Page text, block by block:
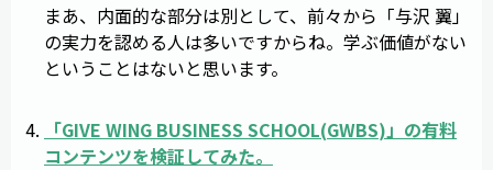
まあ、内面的な部分は別として、前々から「与沢 翼」
の実力を認める人は多いですからね。学ぶ価値がない
ということはないと思います。
「GIVE WING BUSINESS SCHOOL(GWBS)」の有料
コンテンツを検証してみた。